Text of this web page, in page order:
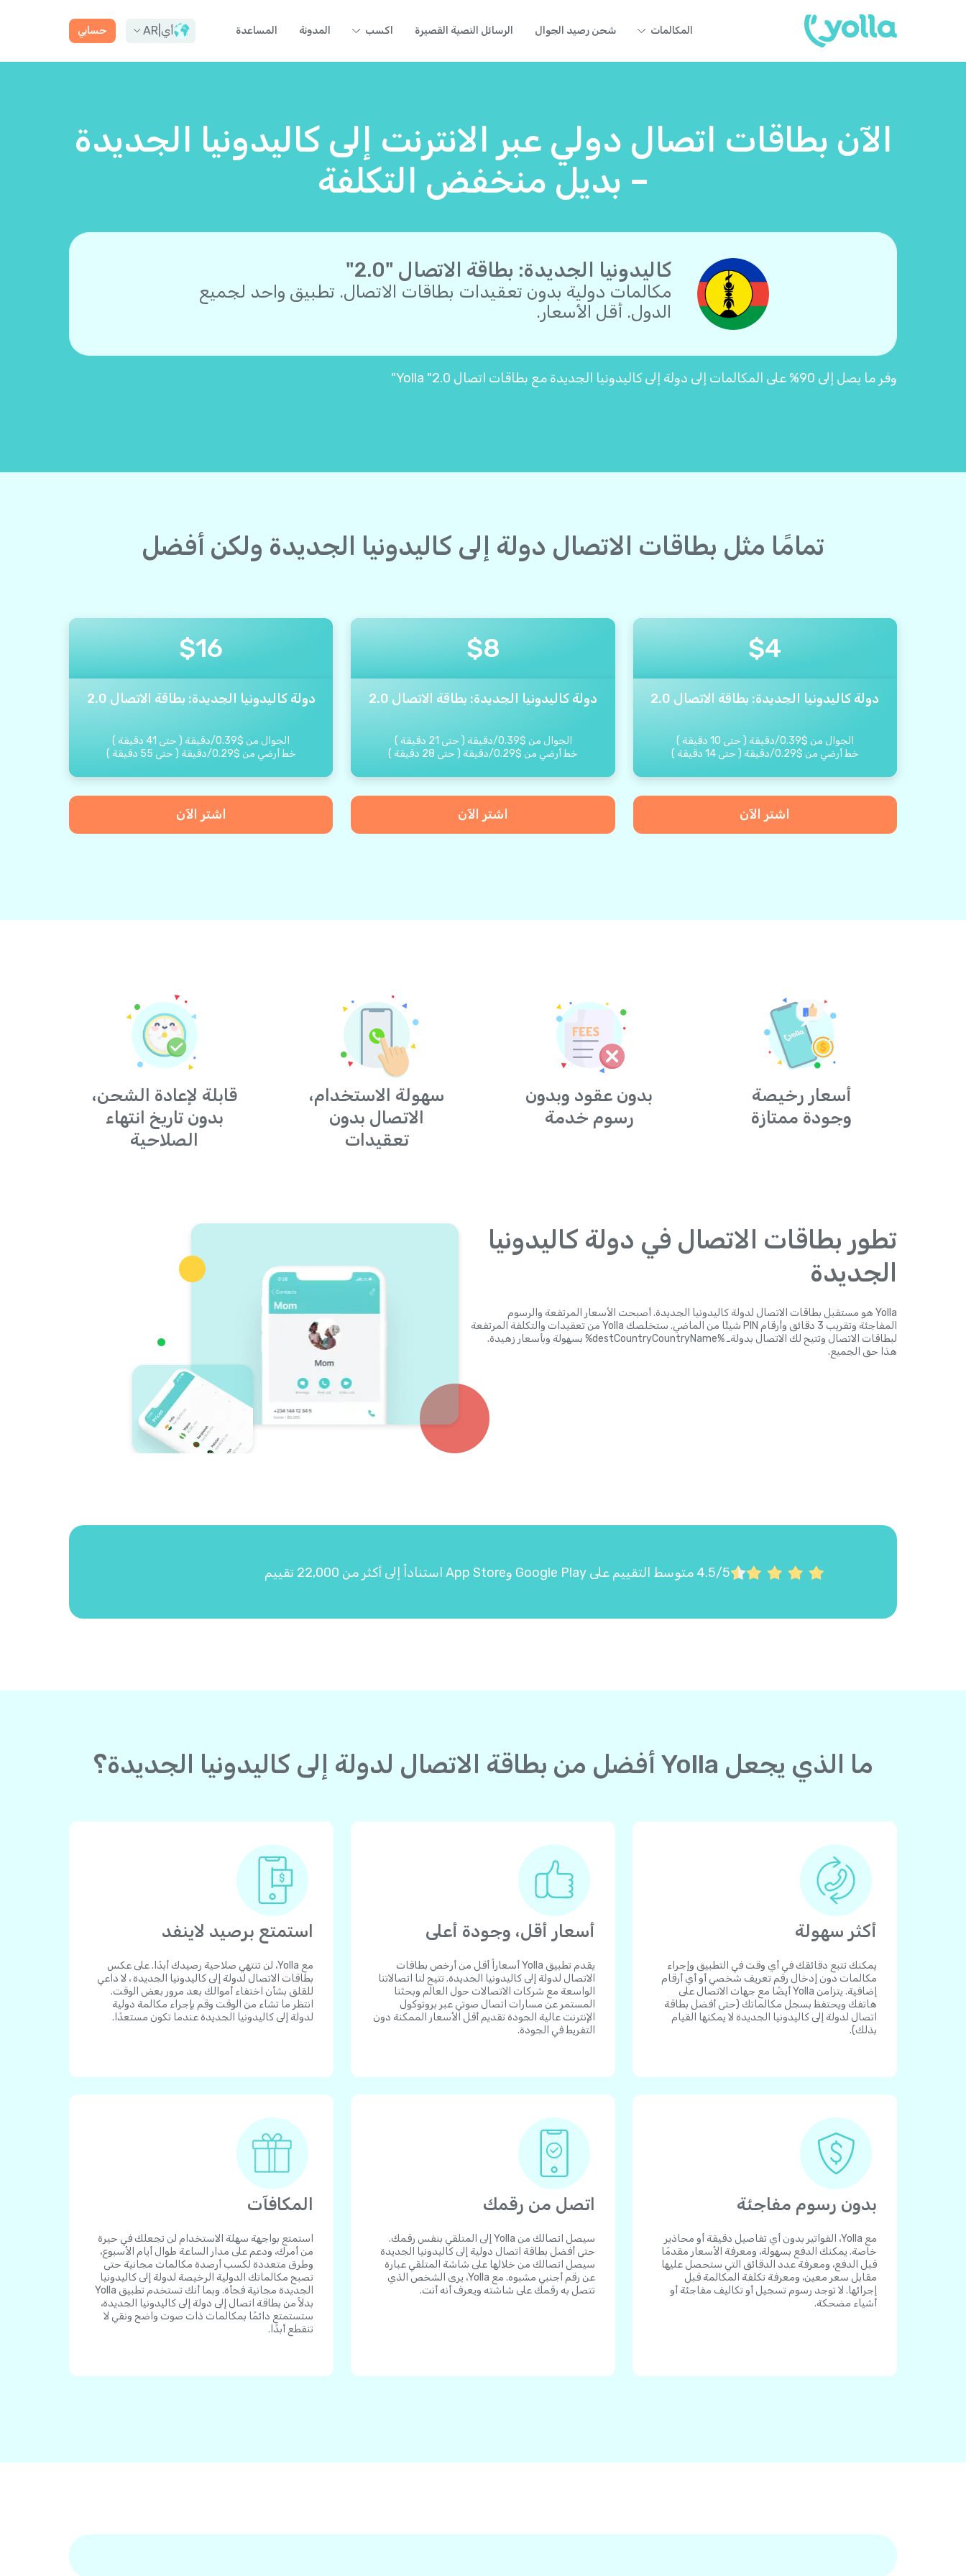
المكالمات شحن رصيد الجوال الرسائل النصية القصيرة اكسب المدونة المساعدة أي AR حسابي
الآن بطاقات اتصال دولي عبر الانترنت إلى كاليدونيا الجديدة
– بديل منخفض التكلفة
كاليدونيا الجديدة: بطاقة الاتصال "2.0"
مكالمات دولية بدون تعقيدات بطاقات الاتصال. تطبيق واحد لجميع
الدول. أقل الأسعار.
وفر ما يصل إلى 90% على المكالمات إلى دولة إلى كاليدونيا الجديدة مع بطاقات اتصال Yolla "2.0"
تمامًا مثل بطاقات الاتصال دولة إلى كاليدونيا الجديدة ولكن أفضل
$4
دولة كاليدونيا الجديدة: بطاقة الاتصال 2.0
الجوال من $
0.39
/دقيقة ( حتى 10 دقيقة )
خط أرضي من $
0.29
/دقيقة ( حتى 14 دقيقة )
اشتر الآن
$8
دولة كاليدونيا الجديدة: بطاقة الاتصال 2.0
الجوال من $
0.39
/دقيقة ( حتى 21 دقيقة )
خط أرضي من $
0.29
/دقيقة ( حتى 28 دقيقة )
اشتر الآن
$16
دولة كاليدونيا الجديدة: بطاقة الاتصال 2.0
الجوال من $
0.39
/دقيقة ( حتى 41 دقيقة )
خط أرضي من $
0.29
/دقيقة ( حتى 55 دقيقة )
اشتر الآن
أسعار رخيصة
وجودة ممتازة
بدون عقود وبدون
رسوم خدمة
سهولة الاستخدام،
الاتصال بدون
تعقيدات
قابلة لإعادة الشحن،
بدون تاريخ انتهاء
الصلاحية
تطور بطاقات الاتصال في دولة كاليدونيا
الجديدة
Yolla هو مستقبل بطاقات الاتصال لدولة كاليدونيا الجديدة. أصبحت الأسعار المرتفعة والرسوم
المفاجئة وتقريب 3 دقائق وأرقام PIN شيئًا من الماضي. ستخلصك Yolla من تعقيدات والتكلفة المرتفعة
لبطاقات الاتصال وتتيح لك الاتصال بدولةـ %destCountryCountryName% بسهولة وبأسعار زهيدة.
هذا حق الجميع.
4.5/5 متوسط التقييم على Google Play وApp Store استناداً إلى أكثر من 22,000 تقييم
ما الذي يجعل Yolla أفضل من بطاقة الاتصال لدولة إلى كاليدونيا الجديدة؟
أكثر سهولة
يمكنك تتبع دقائقك في أي وقت في التطبيق وإجراء
مكالمات دون إدخال رقم تعريف شخصي أو أي أرقام
إضافية. يتزامن Yolla أيضًا مع جهات الاتصال على
هاتفك ويحتفظ بسجل مكالماتك (حتى أفضل بطاقة
اتصال لدولة إلى كاليدونيا الجديدة لا يمكنها القيام
بذلك).
أسعار أقل، وجودة أعلى
يقدم تطبيق Yolla أسعاراً أقل من أرخص بطاقات
الاتصال لدولة إلى كاليدونيا الجديدة. تتيح لنا اتصالاتنا
الواسعة مع شركات الاتصالات حول العالم وبحثنا
المستمر عن مسارات اتصال صوتي عبر بروتوكول
الإنترنت عالية الجودة تقديم أقل الأسعار الممكنة دون
التفريط في الجودة.
استمتع برصيد لاينفد
مع Yolla، لن تنتهي صلاحية رصيدك أبدًا. على عكس
بطاقات الاتصال لدولة إلى كاليدونيا الجديدة ، لا داعي
للقلق بشأن اختفاء أموالك بعد مرور بعض الوقت.
انتظر ما تشاء من الوقت وقم بإجراء مكالمة دولية
لدولة إلى كاليدونيا الجديدة عندما تكون مستعدًا.
بدون رسوم مفاجئة
مع Yolla، الفواتير بدون أي تفاصيل دقيقة أو محاذير
خاصة. يمكنك الدفع بسهولة، ومعرفة الأسعار مقدمًا
قبل الدفع، ومعرفة عدد الدقائق التي ستحصل عليها
مقابل سعر معين، ومعرفة تكلفة المكالمة قبل
إجرائها. لا توجد رسوم تسجيل أو تكاليف مفاجئة أو
أشياء مضحكة.
اتصل من رقمك
سيصل اتصالك من Yolla إلى المتلقي بنفس رقمك.
حتى أفضل بطاقة اتصال دولية إلى كاليدونيا الجديدة
سيصل اتصالك من خلالها على شاشة المتلقي عبارة
عن رقم أجنبي مشبوه. مع Yolla، يرى الشخص الذي
تتصل به رقمك على شاشته ويعرف أنه أنت.
المكافآت
استمتع بواجهة سهلة الاستخدام لن تجعلك في حيرة
من أمرك، ودعم على مدار الساعة طوال أيام الأسبوع،
وطرق متعددة لكسب أرصدة مكالمات مجانية حتى
تصبح مكالماتك الدولية الرخيصة لدولة إلى كاليدونيا
الجديدة مجانية فجأة. وبما أنك تستخدم تطبيق Yolla
بدلاً من بطاقة اتصال إلى دولة إلى كاليدونيا الجديدة،
ستستمتع دائمًا بمكالمات ذات صوت واضح ونقي لا
تنقطع أبدًا.